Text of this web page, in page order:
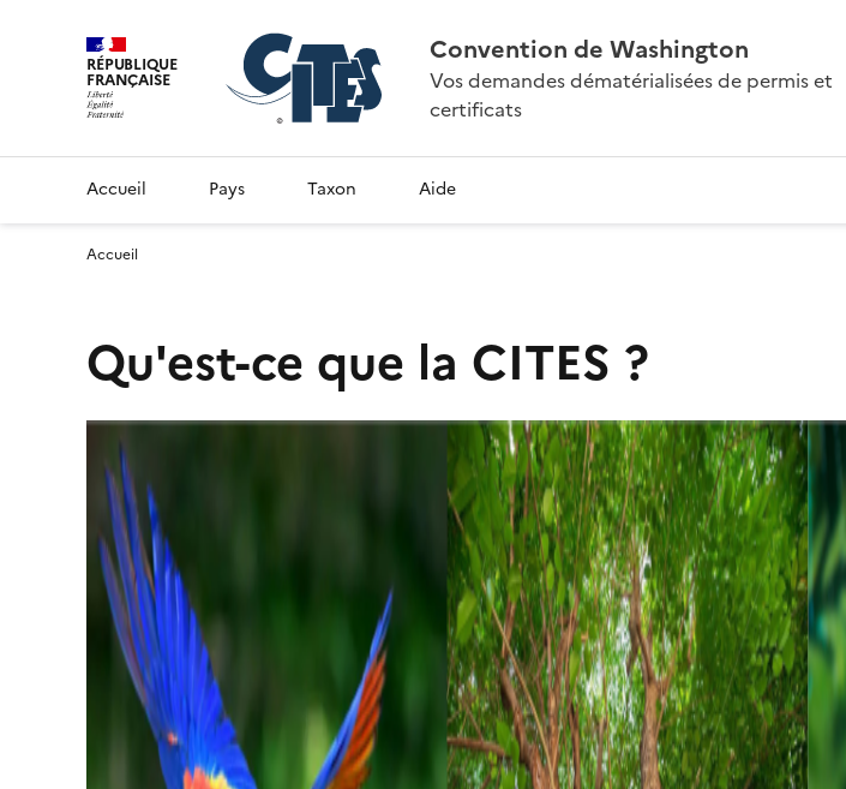
RÉPUBLIQUE
FRANÇAISE
Convention de Washington
Vos demandes dématérialisées de permis et
certificats
Accueil Pays Taxon Aide
Accueil
Qu'est-ce que la CITES ?